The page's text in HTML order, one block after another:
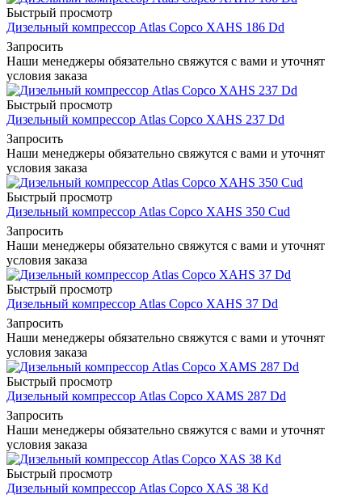
Быстрый просмотр
Дизельный компрессор Atlas Copco XAHS 186 Dd
Запросить
Наши менеджеры обязательно свяжутся с вами и уточнят
условия заказа
Быстрый просмотр
Дизельный компрессор Atlas Copco XAHS 237 Dd
Запросить
Наши менеджеры обязательно свяжутся с вами и уточнят
условия заказа
Быстрый просмотр
Дизельный компрессор Atlas Copco XAHS 350 Cud
Запросить
Наши менеджеры обязательно свяжутся с вами и уточнят
условия заказа
Быстрый просмотр
Дизельный компрессор Atlas Copco XAHS 37 Dd
Запросить
Наши менеджеры обязательно свяжутся с вами и уточнят
условия заказа
Быстрый просмотр
Дизельный компрессор Atlas Copco XAMS 287 Dd
Запросить
Наши менеджеры обязательно свяжутся с вами и уточнят
условия заказа
Быстрый просмотр
Дизельный компрессор Atlas Copco XAS 38 Kd